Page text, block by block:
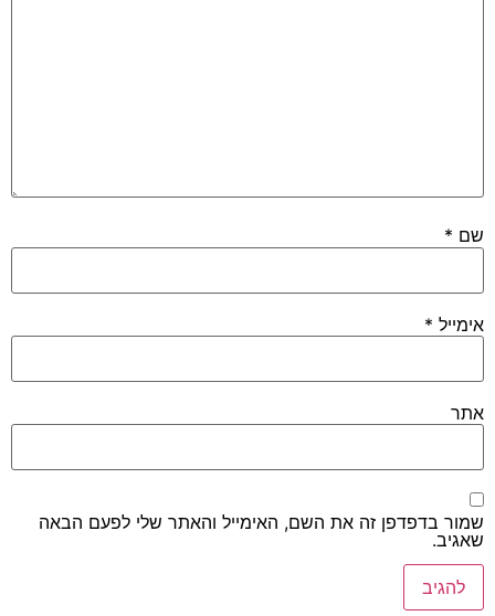
שם *
אימייל *
אתר
שמור בדפדפן זה את השם, האימייל והאתר שלי לפעם הבאה
שאגיב.